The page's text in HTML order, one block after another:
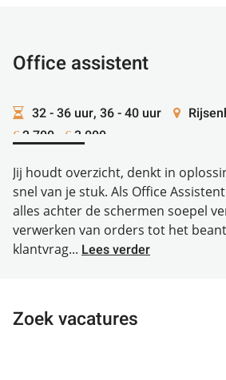
Office assistent
32 - 36 uur, 36 - 40 uur
€ 2.700 - € 3.000
Jij houdt overzicht, denkt in
snel van je stuk. Als Office
alles achter de schermen soepel
verwerken van orders tot het
klantvrag... Lees verder
Zoek vacatures